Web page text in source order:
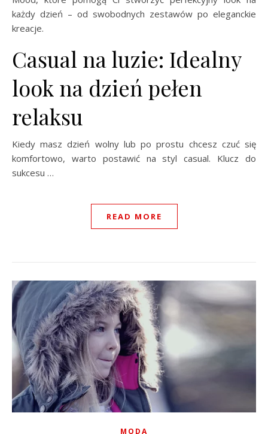
każdy dzień – od swobodnych zestawów po eleganckie
kreacje.
Casual na luzie: Idealny
look na dzień pełen
relaksu
Kiedy masz dzień wolny lub po prostu chcesz czuć się
komfortowo, warto postawić na styl casual. Klucz do
sukcesu …
READ MORE
MODA